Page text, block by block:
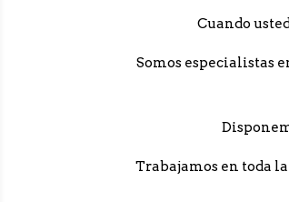
Cuando
Somos especialistas
Trabajamos en toda